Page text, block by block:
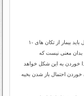
۱- تغذیه : تا جوش خوردن غضروف های دوخته شده در محل باید بیمار از تکان های
بدان معنی نیست که
خوردن به این شکل خواهد
خوردن احتمال باز شدن بخیه